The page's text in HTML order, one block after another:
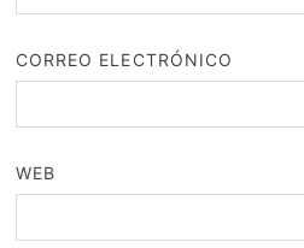
CORREO ELECTRÓNICO
WEB